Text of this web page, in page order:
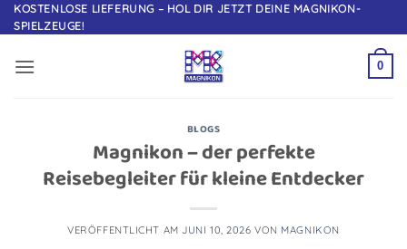
Zum
Inhalt
KOSTENLOSE LIEFERUNG – HOL DIR JETZT DEINE MAGNIKON-
SPIELZEUGE!
0
BLOGS
Magnikon – der perfekte
Reisebegleiter für kleine Entdecker
VERÖFFENTLICHT AMJUNI 10, 2026 VON MAGNIKON